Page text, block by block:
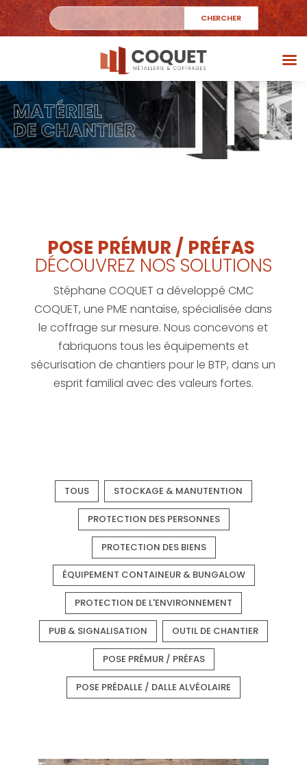
POSE PRÉMUR / PRÉFAS
DÉCOUVREZ NOS SOLUTIONS
Stéphane COQUET a développé CMC
COQUET, une PME nantaise, spécialisée dans
le coffrage sur mesure. Nous concevons et
fabriquons tous les équipements et
sécurisation de chantiers pour le BTP, dans un
esprit familial avec des valeurs fortes.
TOUS STOCKAGE & MANUTENTION
PROTECTION DES PERSONNES
PROTECTION DES BIENS
ÉQUIPEMENT CONTAINEUR & BUNGALOW
PROTECTION DE L'ENVIRONNEMENT
PUB & SIGNALISATION OUTIL DE CHANTIER
POSE PRÉMUR / PRÉFAS
POSE PRÉDALLE / DALLE ALVÉOLAIRE